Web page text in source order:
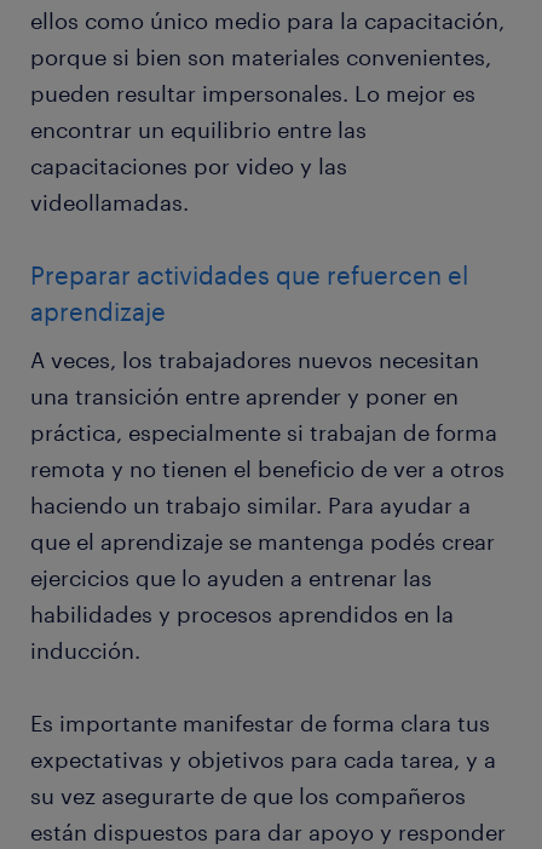
ellos como único medio para la capacitación,
porque si bien son materiales convenientes,
pueden resultar impersonales. Lo mejor es
encontrar un equilibrio entre las
capacitaciones por video y las
videollamadas.
Preparar actividades que refuercen el
aprendizaje
A veces, los trabajadores nuevos necesitan
una transición entre aprender y poner en
práctica, especialmente si trabajan de forma
remota y no tienen el beneficio de ver a otros
haciendo un trabajo similar. Para ayudar a
que el aprendizaje se mantenga podés crear
ejercicios que lo ayuden a entrenar las
habilidades y procesos aprendidos en la
inducción.
Es importante manifestar de forma clara tus
expectativas y objetivos para cada tarea, y a
su vez asegurarte de que los compañeros
están dispuestos para dar apoyo y responder